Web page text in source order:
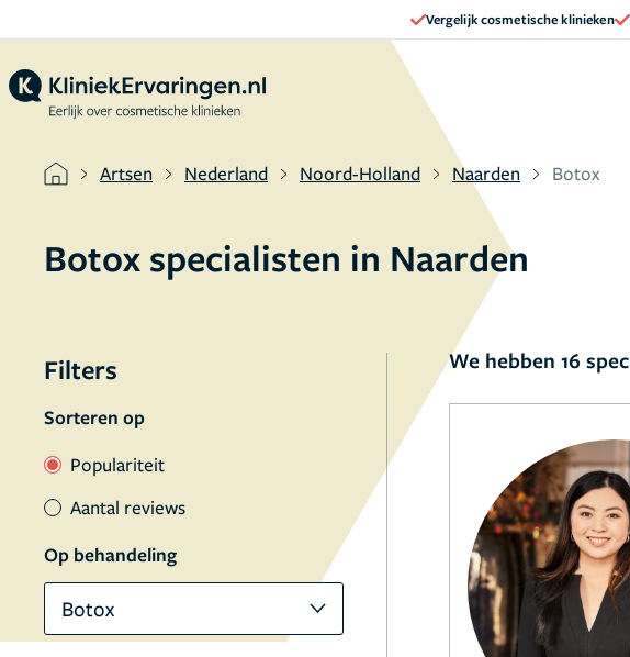
Vergelijk cosmetische klinieken
Artsen Nederland Noord-Holland Naarden Botox
Botox specialisten in Naarden
Filters
Sorteren op
Populariteit
Aantal reviews
Op behandeling
Botox
We hebben 16